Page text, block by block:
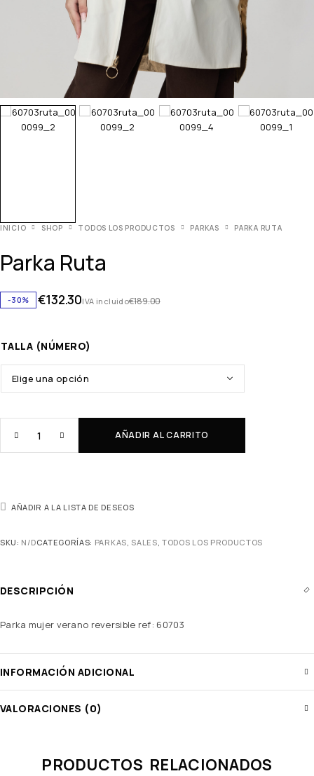
INICIO SHOP TODOS LOS PRODUCTOS PARKAS PARKA RUTA
Parka Ruta
-30% €189.00
€132.30IVA incluido
TALLA (NÚMERO)
AÑADIR AL CARRITO
AÑADIR A LA LISTA DE DESEOS
SKU: N/DCATEGORÍAS: PARKAS SALES ,TODOS LOS PRODUCTOS
DESCRIPCIÓN
Parka mujer verano reversible ref: 60703
INFORMACIÓN ADICIONAL
VALORACIONES (0)
PRODUCTOS RELACIONADOS